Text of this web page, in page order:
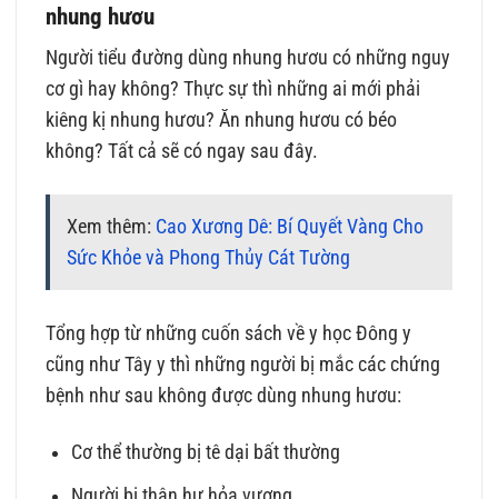
nhung hươu
Người tiểu đường dùng nhung hươu có những nguy
cơ gì hay không? Thực sự thì những ai mới phải
kiêng kị nhung hươu? Ăn nhung hươu có béo
không? Tất cả sẽ có ngay sau đây.
Xem thêm: Cao Xương Dê: Bí Quyết Vàng Cho
Sức Khỏe và Phong Thủy Cát Tường
Tổng hợp từ những cuốn sách về y học Đông y
cũng như Tây y thì những người bị mắc các chứng
bệnh như sau không được dùng nhung hươu:
Cơ thể thường bị tê dại bất thường